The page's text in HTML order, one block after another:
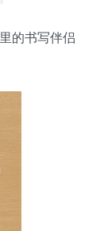
的书写伴侣